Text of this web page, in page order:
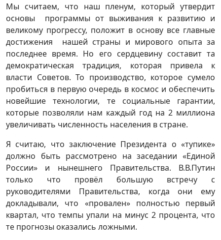
Мы считаем, что наш пленум, который утвердит
основы программы от выживания к развитию и
великому прогрессу, положит в основу все главные
достижения нашей страны и мирового опыта за
последнее время. Но его сердцевину составит та
демократическая традиция, которая привела к
власти Советов. То производство, которое сумело
пробиться в первую очередь в космос и обеспечить
новейшие технологии, те социальные гарантии,
которые позволяли нам каждый год на 2 миллиона
увеличивать численность населения в стране.
Я считаю, что заключение Президента о «тупике»
должно быть рассмотрено на заседании «Единой
России» и нынешнего Правительства. В.В.Путин
только что провёл большую встречу с
руководителями Правительства, когда они ему
докладывали, что «провален» полностью первый
квартал, что темпы упали на минус 2 процента, что
те прогнозы оказались ложными.